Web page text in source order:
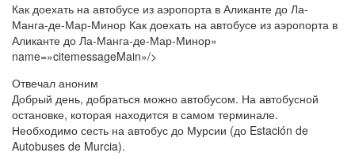
Как доехать на автобусе из аэропорта в Аликанте до Ла-
Манга-де-Мар-Минор Как доехать на автобусе из аэропорта в
Аликанте до Ла-Манга-де-Мар-Минор»
name=»citemessageMain»/>
Отвечал аноним
Добрый день, добраться можно автобусом. На автобусной
остановке, которая находится в самом терминале.
Необходимо сесть на автобус до Мурсии (до Estación de
Autobuses de Murcia).